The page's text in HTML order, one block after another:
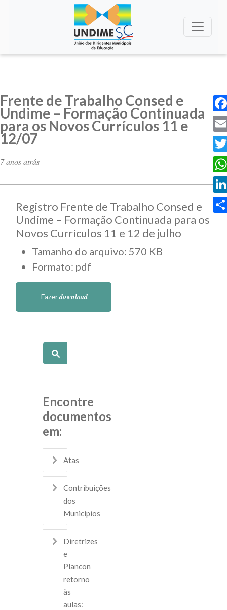
Frente de Trabalho Consed e
Undime – Formação Continuada
para os Novos Currículos 11 e
12/07
7 anos atrás
Registro Frente de Trabalho Consed e
Undime – Formação Continuada para os
Novos Currículos 11 e 12 de julho
Tamanho do arquivo: 570 KB
Formato: pdf
Fazerdownload
Pesquisar
Encontre
documentos
em:
Atas
Contribuições
dos
Municípios
Diretrizes
e
Plancon
retorno
às
aulas: